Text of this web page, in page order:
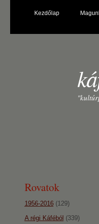
Kezdőlap
Rovatok
1956-2016(129)
A régi Káféból (339)